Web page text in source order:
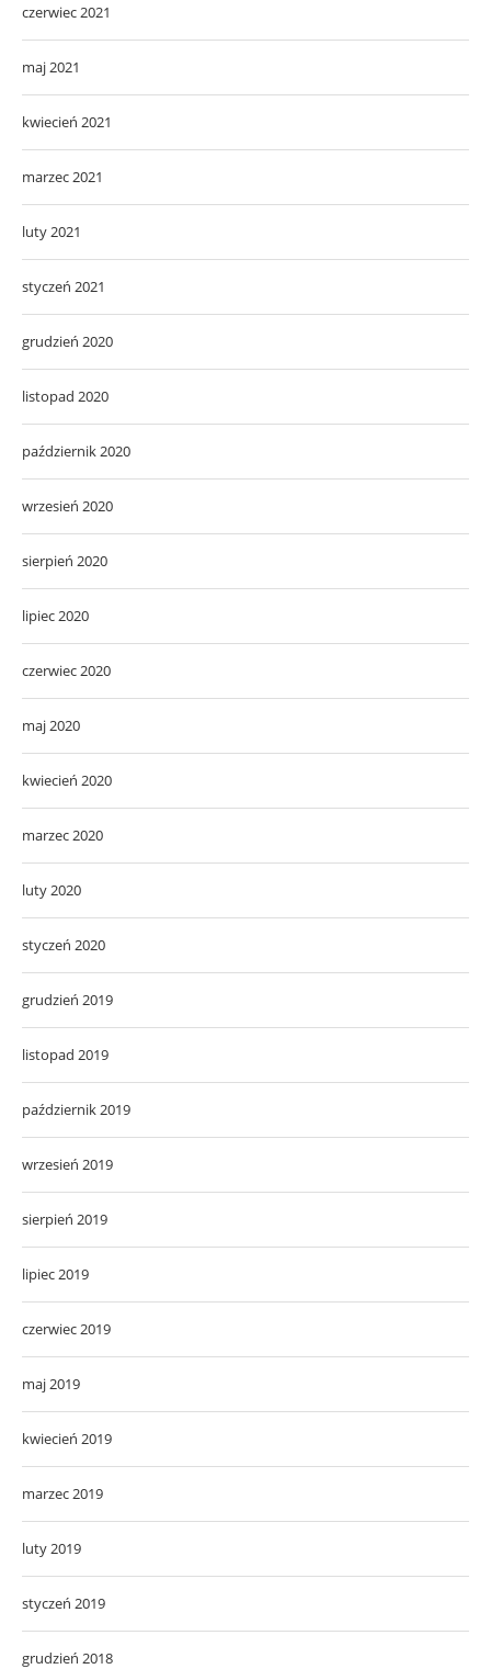
czerwiec 2021
maj 2021
kwiecień 2021
marzec 2021
luty 2021
styczeń 2021
grudzień 2020
listopad 2020
październik 2020
wrzesień 2020
sierpień 2020
lipiec 2020
czerwiec 2020
maj 2020
kwiecień 2020
marzec 2020
luty 2020
styczeń 2020
grudzień 2019
listopad 2019
październik 2019
wrzesień 2019
sierpień 2019
lipiec 2019
czerwiec 2019
maj 2019
kwiecień 2019
marzec 2019
luty 2019
styczeń 2019
grudzień 2018